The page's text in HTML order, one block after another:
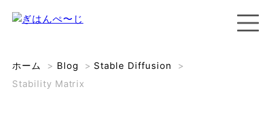
ホーム > Blog > Stable Diffusion
>
Stability Matrix